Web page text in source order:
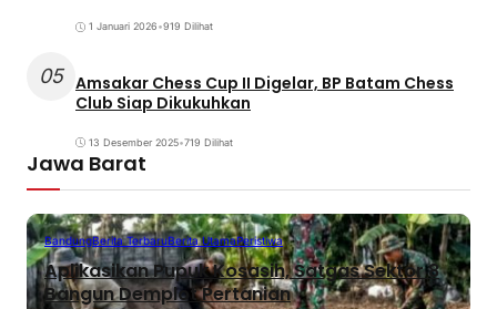
1 Januari 2026•919 Dilihat
05 Amsakar Chess Cup II Digelar, BP Batam Chess
Club Siap Dikukuhkan
13 Desember 2025•719 Dilihat
Jawa Barat
BandungBerita TerbaruBerita UtamaPeristiwa
Aplikasikan Pupuk Kosasih, Satgas Sektor 8
Bangun Demplot Pertanian